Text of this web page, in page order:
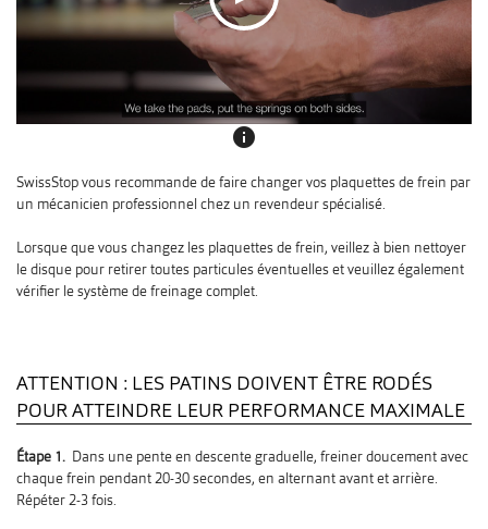
info
SwissStop vous recommande de faire changer vos plaquettes de frein par
un mécanicien professionnel chez un revendeur spécialisé.
Lorsque que vous changez les plaquettes de frein, veillez à bien nettoyer
le disque pour retirer toutes particules éventuelles et veuillez également
vérifier le système de freinage complet.
ATTENTION : LES PATINS DOIVENT ÊTRE RODÉS
POUR ATTEINDRE LEUR PERFORMANCE MAXIMALE
Étape 1. Dans une pente en descente graduelle, freiner doucement avec
chaque frein pendant 20-30 secondes, en alternant avant et arrière.
Répéter 2-3 fois.